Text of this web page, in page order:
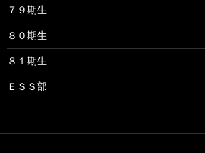
７９期生
８０期生
８１期生
ＥＳＳ部